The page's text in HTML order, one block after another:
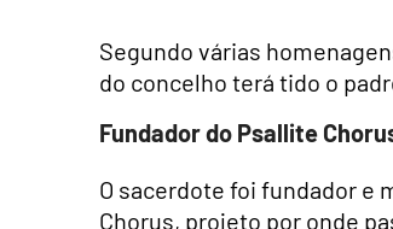
Segundo várias
do concelho terá tido o
Fundador do Psallite
O sacerdote foi fundador e
Chorus, projeto por onde